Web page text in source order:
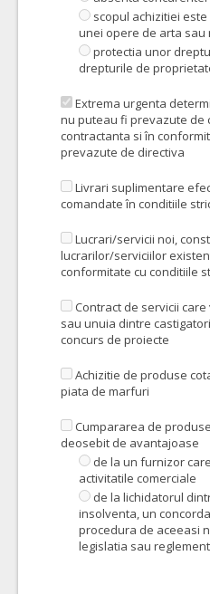
scopul achizitiei
unei opere de arta
protectia unor
drepturile de
Extrema urgenta
nu puteau fi prevazute de
contractanta si în
prevazute de directiva
Livrari suplimentare
comandate în conditiile
Lucrari/servicii noi,
lucrarilor/serviciilor
conformitate cu conditiile
Contract de servicii
sau unuia dintre
concurs de proiecte
Achizitie de produse
piata de marfuri
Cumpararea de
deosebit de avantajoase
de la un furnizor
activitatile comerciale
de la lichidatorul
insolventa, un
procedura de aceeasi
legislatia sau